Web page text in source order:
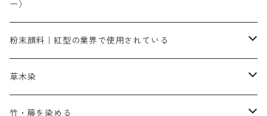
人気のおすすめ染料
染色に必要な薬品類
補助薬品
お勧め｜スミフィックス～
3原色以外の色目
赤色
染色に必要な薬品
アルカリ剤
補助薬品
ー）
ネオカラー（色）
内容量：100g
内容量：500g
バィンダー（定着剤）
増粘剤
粉末顔料｜紅型の業界で使用されている
赤色系
本洋紅
黄色系
草木染
植物染料
竹・籐を染める